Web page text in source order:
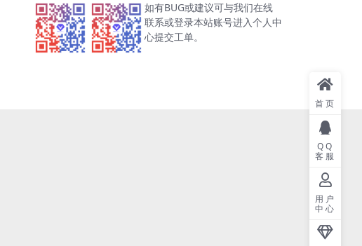
如有BUG或建议可与我们在线
联系或登录本站账号进入个人中
心提交工单。
首页
QQ
客服
用户
中心